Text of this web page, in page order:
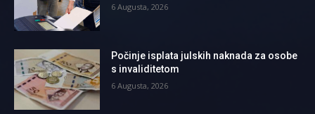
6 Augusta, 2026
Počinje isplata julskih naknada za osobe
s invaliditetom
6 Augusta, 2026